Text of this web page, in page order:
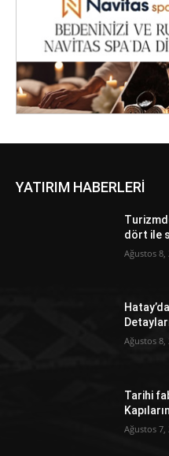
YATIRIM HABERLERİ
dört ile
Ağustos 8,
Ağustos 8,
Tarihi
Ağustos 7,